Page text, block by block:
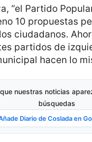
“el Partido
10 propuestas
ciudadanos.
partidos de
hacen lo
nuestras noticias
búsquedas
Diario de Coslada en